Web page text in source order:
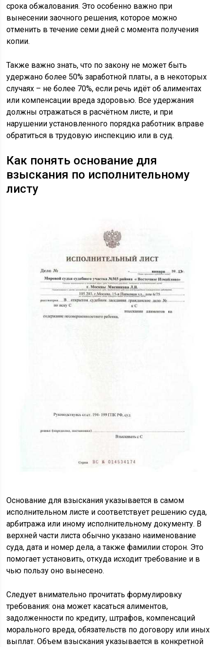
срока обжалования. Это особенно важно при
вынесении заочного решения, которое можно
отменить в течение семи дней с момента получения
копии.
Также важно знать, что по закону не может быть
удержано более 50% заработной платы, а в некоторых
случаях – не более 70%, если речь идёт об алиментах
или компенсации вреда здоровью. Все удержания
должны отражаться в расчётном листе, и при
нарушении установленного порядка работник вправе
обратиться в трудовую инспекцию или в суд.
Как понять основание для
взыскания по исполнительному
листу
Основание для взыскания указывается в самом
исполнительном листе и соответствует решению суда,
арбитража или иному исполнительному документу. В
верхней части листа обычно указано наименование
суда, дата и номер дела, а также фамилии сторон. Это
помогает установить, откуда исходит требование и в
чью пользу оно вынесено.
Следует внимательно прочитать формулировку
требования: она может касаться алиментов,
задолженности по кредиту, штрафов, компенсаций
морального вреда, обязательств по договору или иных
выплат. Объем взыскания указывается в конкретной